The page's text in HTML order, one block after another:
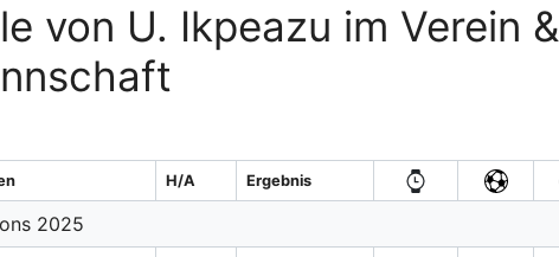
von U. Ikpeazu im Verein &
H/A Ergebnis
2025